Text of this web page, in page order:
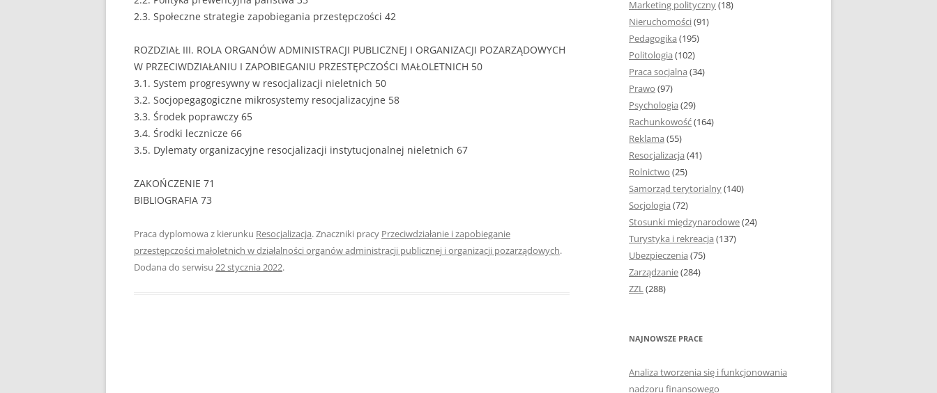
MARKETING
MARKETING POLITYCZNY
PEDAGOGIKA
REKLAMA
SPIS TREŚCI W PRACY
DYPLOMOWEJ
WSTĘP PRACY DYPLOMOWEJ
ROZDZIAŁY I PODROZDZIAŁY
ZAKOŃCZENIE PRACY
DYPLOMOWEJ
BIBLIOGRAFIA
SPIS RYSUNKÓW, TABEL I
ZAŁĄCZNIKÓW
TABELE, RYSUNKI ORAZ WYKRESY
KSIĄŻKI, KTÓRE POMOGĄ CI
2.3. Społeczne strategie zapobiegania przestępczości 42
ROZDZIAŁ III. ROLA ORGANÓW ADMINISTRACJI PUBLICZNEJ I ORGANIZACJI POZARZĄDOWYCH
W PRZECIWDZIAŁANIU I ZAPOBIEGANIU PRZESTĘPCZOŚCI MAŁOLETNICH 50
3.1. System progresywny w resocjalizacji nieletnich 50
3.2. Socjopegagogiczne mikrosystemy resocjalizacyjne 58
3.3. Środek poprawczy 65
3.4. Środki lecznicze 66
3.5. Dylematy organizacyjne resocjalizacji instytucjonalnej nieletnich 67
ZAKOŃCZENIE 71
BIBLIOGRAFIA 73
Praca dyplomowa z kierunku Resocjalizacja. Znaczniki pracy Przeciwdziałanie i zapobieganie
przestępczości małoletnich w działalności organów administracji publicznej i organizacji pozarządowych.
Dodana do serwisu 22 stycznia 2022.
Marketing polityczny(18)
Nieruchomości(91)
Pedagogika (195)
Politologia (102)
Praca socjalna (34)
Prawo (97)
Psychologia (29)
Rachunkowość(164)
Reklama (55)
Resocjalizacja (41)
Rolnictwo (25)
Samorząd terytorialny(140)
Socjologia (72)
Stosunki międzynarodowe(24)
Turystyka i rekreacja (137)
Ubezpieczenia (75)
Zarządzanie(284)
ZZL(288)
NAJNOWSZE PRACE
Analiza tworzenia się i funkcjonowania
nadzoru finansowego